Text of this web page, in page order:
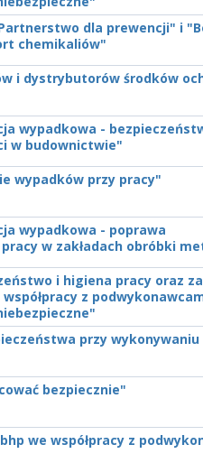
dla prewencji" i
chemikaliów"
i dystrybutorów środków
wypadkowa -
w budownictwie"
wypadków przy pracy"
wypadkowa - poprawa
w zakładach obróbki
i higiena pracy oraz
z
przy wykonywaniu
bezpiecznie"
we współpracy z